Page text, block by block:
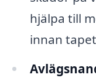
hjälpa till
innan